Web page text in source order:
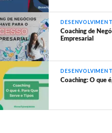
Coaching de
Empresarial
Coaching: O que